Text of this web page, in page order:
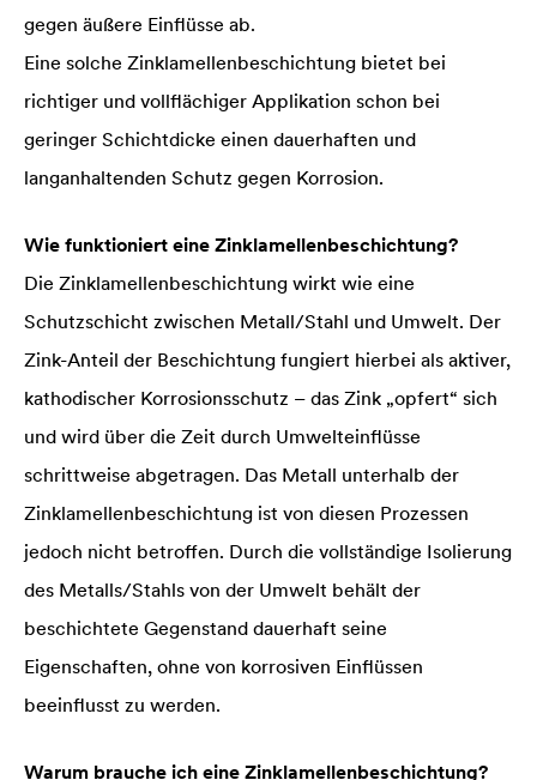
gegen äußere Einflüsse ab.
Eine solche Zinklamellenbeschichtung bietet bei
richtiger und vollflächiger Applikation schon bei
geringer Schichtdicke einen dauerhaften und
langanhaltenden Schutz gegen Korrosion.
Wie funktioniert eine Zinklamellenbeschichtung?
Die Zinklamellenbeschichtung wirkt wie eine
Schutzschicht zwischen Metall/Stahl und Umwelt. Der
Zink-Anteil der Beschichtung fungiert hierbei als aktiver,
kathodischer Korrosionsschutz – das Zink „opfert“ sich
und wird über die Zeit durch Umwelteinflüsse
schrittweise abgetragen. Das Metall unterhalb der
Zinklamellenbeschichtung ist von diesen Prozessen
jedoch nicht betroffen. Durch die vollständige Isolierung
des Metalls/Stahls von der Umwelt behält der
beschichtete Gegenstand dauerhaft seine
Eigenschaften, ohne von korrosiven Einflüssen
beeinflusst zu werden.
Warum brauche ich eine Zinklamellenbeschichtung?